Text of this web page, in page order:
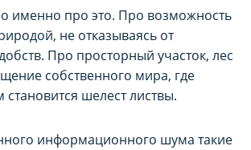
именно про это. Про возможность
не отказываясь от
Про просторный участок, лес
собственного мира, где
шелест листвы.
информационного шума такие